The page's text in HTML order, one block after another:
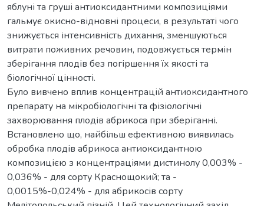
яблуні та груші антиоксидантними композиціями
гальмує окисно-відновні процеси, в результаті чого
знижується інтенсивність дихання, зменшуються
витрати поживних речовин, подовжується термін
зберігання плодів без погіршення їх якості та
біологічної цінності.
Було вивчено вплив концентрацій антиоксидантного
препарату на мікробіологічні та фізіологічні
захворювання плодів абрикоса при зберіганні.
Встановлено що, найбільш ефективною виявилась
обробка плодів абрикоса антиоксидантною
композицією з концентраціями дистинолу 0,003% -
0,036% - для сорту Краснощокий; та -
0,0015%-0,024% - для абрикосів сорту